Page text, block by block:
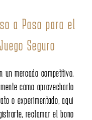
Paso a Paso
y Juego Seguro
en un mercado
exactamente cómo
novato o experimentado,
para registrarte, reclamar el